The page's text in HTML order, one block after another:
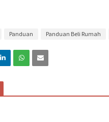
Panduan Panduan Beli Rumah